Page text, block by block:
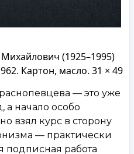
(1925–1995)
Картон, масло. 31 × 49
— это уже
начало особо
взял курс в сторону
— практически
подписная работа